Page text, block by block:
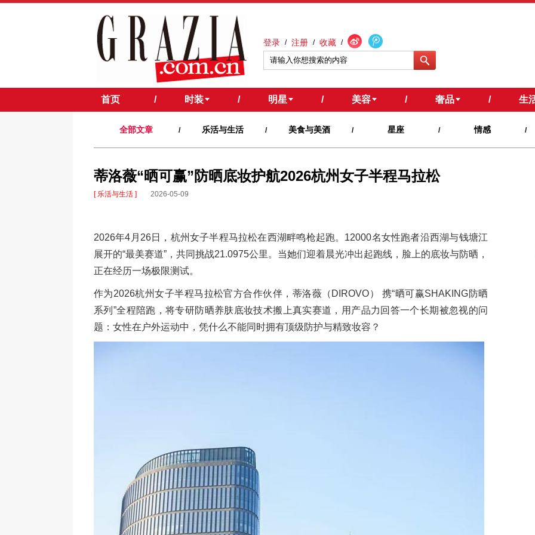
登录 / 注册 / 收藏 /
首页 / 时装 / 明星 / 美容 / 奢品 / 生
全部文章 / 乐活与生活 / 美食与美酒 / 星座 / 情感 /
蒂洛薇“晒可赢”防晒底妆护航2026杭州女子半程马拉松
[ 乐活与生活 ] 2026-05-09
2026年4月26日，杭州女子半程马拉松在西湖畔鸣枪起跑。12000名女性跑者沿西湖与钱塘江
展开的“最美赛道”，共同挑战21.0975公里。当她们迎着晨光冲出起跑线，脸上的底妆与防晒，
正在经历一场极限测试。
作为2026杭州女子半程马拉松官方合作伙伴，蒂洛薇（DIROVO） 携“晒可赢SHAKING防晒
系列”全程陪跑，将专研防晒养肤底妆技术搬上真实赛道，用产品力回答一个长期被忽视的问
题：女性在户外运动中，凭什么不能同时拥有顶级防护与精致妆容？